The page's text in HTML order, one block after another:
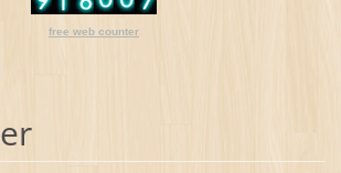
free web counter